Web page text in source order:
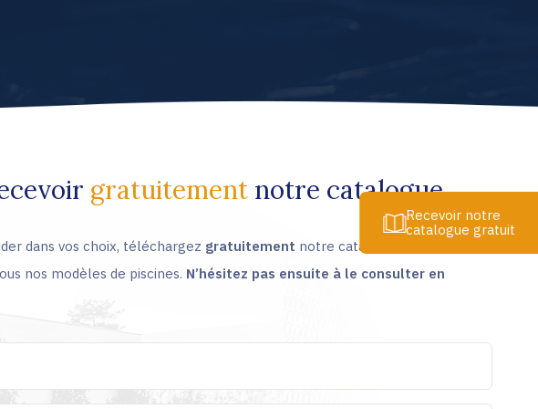
Recevoir notre
catalogue gratuit
gratuitement notre catalogue
dans vos choix, téléchargez gratuitement notre catalogue de 36 pages
nos modèles de piscines. N’hésitez pas ensuite à le consulter en